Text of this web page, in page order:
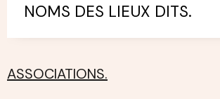
NOMS DES LIEUX DITS.
ASSOCIATIONS.